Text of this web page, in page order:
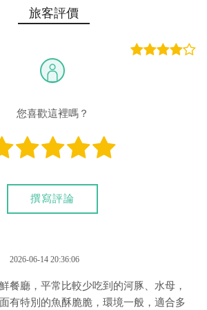
旅客評價
您喜歡這裡嗎？
撰寫評論
2026-06-14 20:36:06
餐廳，平常比較少吃到的河豚、水母，
有特別的魚酥脆脆，環境一般，適合多